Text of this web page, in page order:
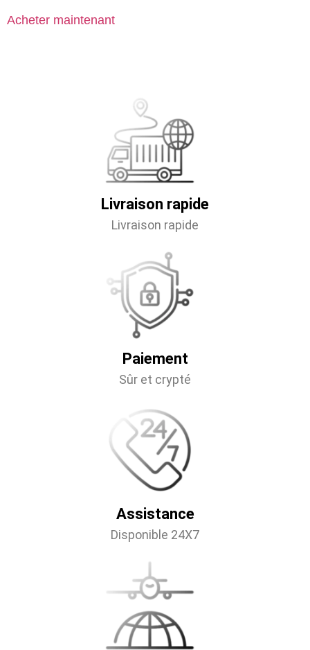
Acheter maintenant
Livraison rapide
Livraison rapide
Paiement
Sûr et crypté
Assistance
Disponible 24X7